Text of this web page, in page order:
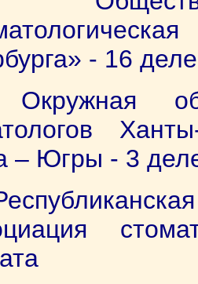
- 16
– Югры - 3